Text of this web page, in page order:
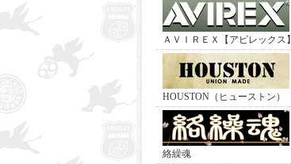
ＡＶＩＲＥＸ【アビレックス】
HOUSTON（ヒューストン）
絡繰魂